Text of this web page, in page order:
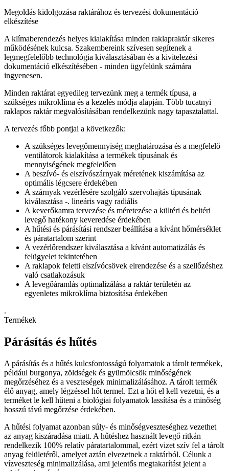
Megoldás kidolgozása raktárához és tervezési dokumentáció
elkészítése
A klímaberendezés helyes kialakítása minden raklapraktár sikeres
működésének kulcsa. Szakembereink szívesen segítenek a
legmegfelelőbb technológia kiválasztásában és a kivitelezési
dokumentáció elkészítésében - minden ügyfelünk számára
ingyenesen.
Minden raktárat egyedileg tervezünk meg a termék típusa, a
szükséges mikroklíma és a kezelés módja alapján. Több tucatnyi
raklapos raktár megvalósításában rendelkezünk nagy tapasztalattal.
A tervezés főbb pontjai a következők:
A szükséges levegőmennyiség meghatározása és a megfelelő
ventilátorok kialakítása a termékek típusának és
mennyiségének megfelelően
A beszívó- és elszívószárnyak méretének kiszámítása az
optimális légcsere érdekében
A szárnyak vezérlésére szolgáló szervohajtás típusának
kiválasztása -. lineáris vagy radiális
A keverőkamra tervezése és méretezése a kültéri és beltéri
levegő hatékony keveredése érdekében
A hűtési és párásítási rendszer beállítása a kívánt hőmérséklet
és páratartalom szerint
A vezérlőrendszer kiválasztása a kívánt automatizálás és
felügyelet tekintetében
A raklapok feletti elszívócsövek elrendezése és a szellőzéshez
való csatlakozásuk
A levegőáramlás optimalizálása a raktár területén az
egyenletes mikroklíma biztosítása érdekében
.
Termékek
Párásítás és hűtés
A párásítás és a hűtés kulcsfontosságú folyamatok a tárolt termékek,
például burgonya, zöldségek és gyümölcsök minőségének
megőrzéséhez és a veszteségek minimalizálásához. A tárolt termék
élő anyag, amely légzéssel hőt termel. Ezt a hőt el kell vezetni, és a
terméket le kell hűteni a biológiai folyamatok lassítása és a minőség
hosszú távú megőrzése érdekében.
A hűtési folyamat azonban súly- és minőségveszteséghez vezethet
az anyag kiszáradása miatt. A hűtéshez használt levegő ritkán
rendelkezik 100% relatív páratartalommal, ezért vizet szív fel a tárolt
anyag felületéről, amelyet aztán elvezetnek a raktárból. Célunk a
vízveszteség minimalizálása, ami jelentős megtakarítást jelent a